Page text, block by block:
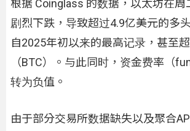
根据 Coinglass 的数据，以太坊在周
剧烈下跌，导致超过4.9亿美元的多
自2025年初以来的最高记录，甚至
（BTC）。与此同时，资金费率（
转为负值。
由于部分交易所数据缺失以及聚合